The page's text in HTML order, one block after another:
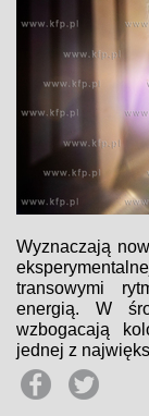
Wyznaczają
transowymi
energią. W
wzbogacają
jednej z